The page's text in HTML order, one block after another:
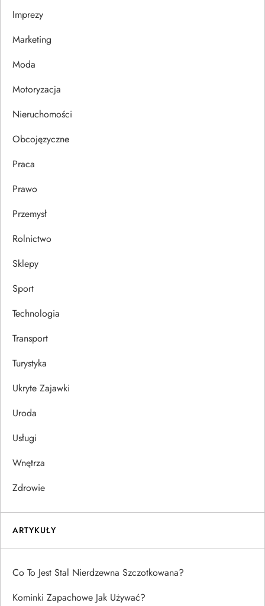
a
w
p
u
Imprezy
Marketing
Moda
Motoryzacja
Nieruchomości
Obcojęzyczne
Praca
Prawo
Przemysł
Rolnictwo
Sklepy
Sport
Technologia
Transport
Turystyka
Ukryte Zajawki
Uroda
Usługi
Wnętrza
Zdrowie
ARTYKUŁY
Co To Jest Stal Nierdzewna Szczotkowana?
Kominki Zapachowe Jak Używać?